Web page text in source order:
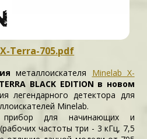
Terra-705.pdf
металлоискателя Minelab X-
BLACK EDITION в новом
легендарного детектора для
Minelab.
прибор для начинающих и
частоты три - 3 кГц, 7,5